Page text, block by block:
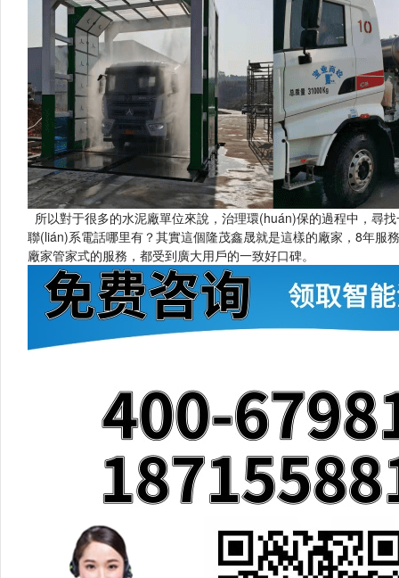
所以對于很多的水泥廠單位來說，治理環(huán)保的過程中，尋找一
聯(lián)系電話哪里有？其實這個隆茂鑫晟就是這樣的廠家，8
廠家管家式的服務，都受到廣大用戶的一致好口碑。